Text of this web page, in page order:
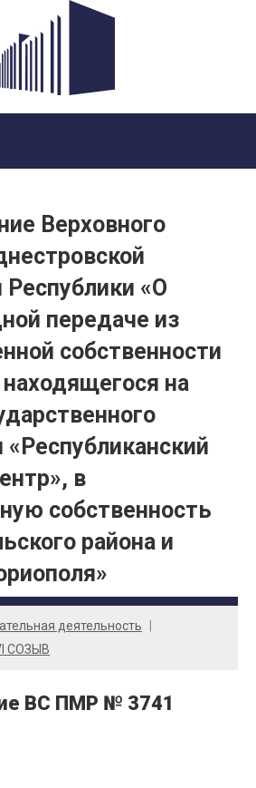
Верховного
«О
передаче из
собственности
на
в
собственность
района и
деятельность
СОЗЫВ
ВС ПМР № 3741